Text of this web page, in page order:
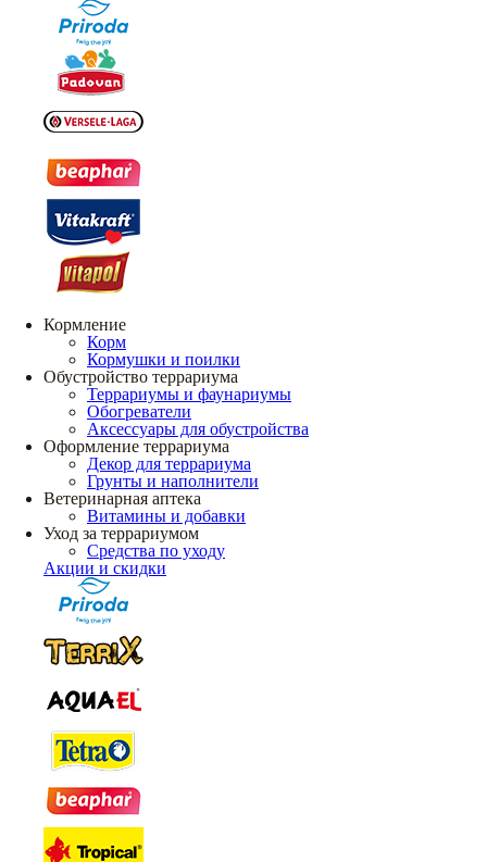
Кормление
Корм
Кормушки и поилки
Обустройство террариума
Террариумы и фаунариумы
Обогреватели
Аксессуары для обустройства
Оформление террариума
Декор для террариума
Грунты и наполнители
Ветеринарная аптека
Витамины и добавки
Уход за террариумом
Средства по уходу
Акции и скидки